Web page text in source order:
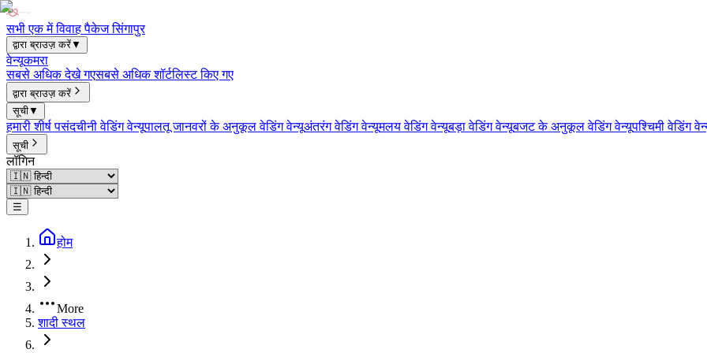
सभी एक में विवाह पैकेज सिंगापुर
द्वारा ब्राउज़ करें▼
वेन्यूकमरा
सबसे अधिक देखे गएसबसे अधिक शॉर्टलिस्ट किए गए
द्वारा ब्राउज़ करें
सूची▼
हमारी शीर्ष पसंदचीनी वेडिंग वेन्यूपालतू जानवरों के अनुकूल वेडिंग वेन्यूअंतरंग वेडिंग वेन्यूमलय वेडिंग वेन्यूबड़ा वेडिंग वेन्यूबजट के अनुकूल वेडिंग वेन्यूपश्चिमी वेडिंग
सूची
लॉगिन
☰
होम
More
शादी स्थल